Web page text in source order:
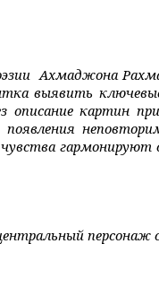
Ахмаджона
выявить
описание картин
гармонируют
персонаж